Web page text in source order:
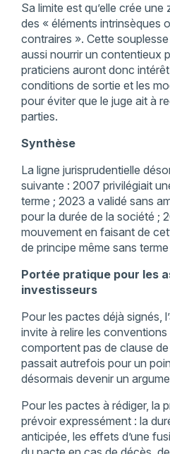
Sa limite est qu’elle crée
des « éléments intrinsèques
contraires ». Cette
aussi nourrir un contentieux
praticiens auront donc
conditions de sortie et les
pour éviter que le juge ait à
parties.
Synthèse
La ligne jurisprudentielle
suivante : 2007 privilégiait
terme ; 2023 a validé sans
pour la durée de la société ;
mouvement en faisant de
de principe même sans
Portée pratique pour les
investisseurs
Pour les pactes déjà signés,
invite à relire les
comportent pas de clause
passait autrefois pour un
désormais devenir un
Pour les pactes à rédiger, la
prévoir expressément : la
anticipée, les effets d’une